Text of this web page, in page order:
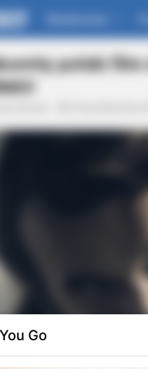
polski
Go
Latest Effort Will